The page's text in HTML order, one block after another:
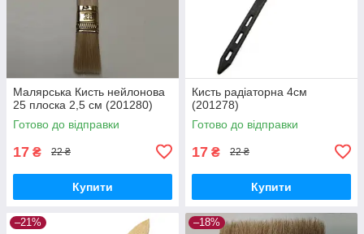
Малярська Кисть нейлонова
25 плоска 2,5 см (201280)
Готово до відправки
17 ₴ 22 ₴
Купити
Кисть радіаторна 4см
(201278)
Готово до відправки
17 ₴ 22 ₴
Купити
–21% –18%